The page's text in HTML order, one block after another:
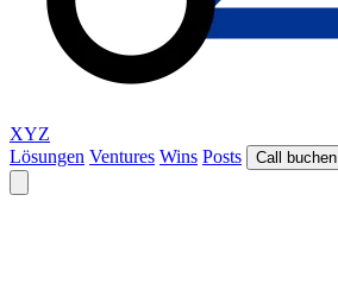
XYZ
Lösungen Ventures Wins Posts Call buchen